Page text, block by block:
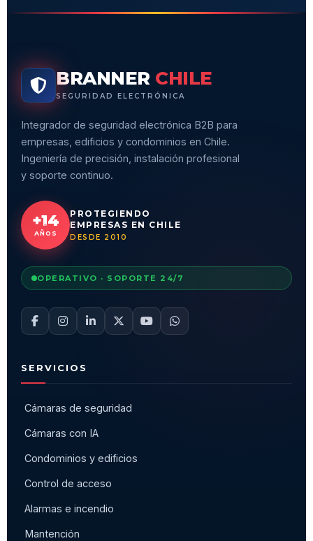
BRANNER CHILE
SEGURIDAD ELECTRÓNICA
Integrador de seguridad electrónica B2B para
empresas, edificios y condominios en Chile.
Ingeniería de precisión, instalación profesional
y soporte continuo.
+14
AÑOS
PROTEGIENDO
EMPRESAS EN CHILE
DESDE 2010
OPERATIVO · SOPORTE 24/7
SERVICIOS
Cámaras de seguridad
Cámaras con IA
Condominios y edificios
Control de acceso
Alarmas e incendio
Mantención